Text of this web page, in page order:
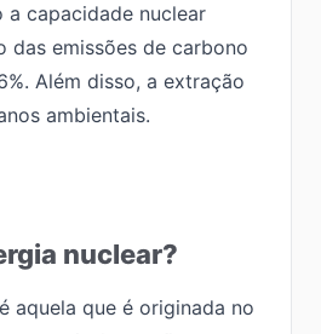
a capacidade nuclear
das emissões de carbono
Além disso, a extração
ambientais.
nuclear?
aquela que é originada no